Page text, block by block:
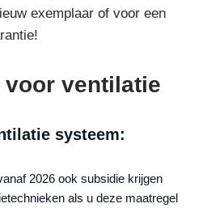
exemplaar of voor een
ventilatie
systeem:
2026 ook subsidie krijgen
als u deze maatregel